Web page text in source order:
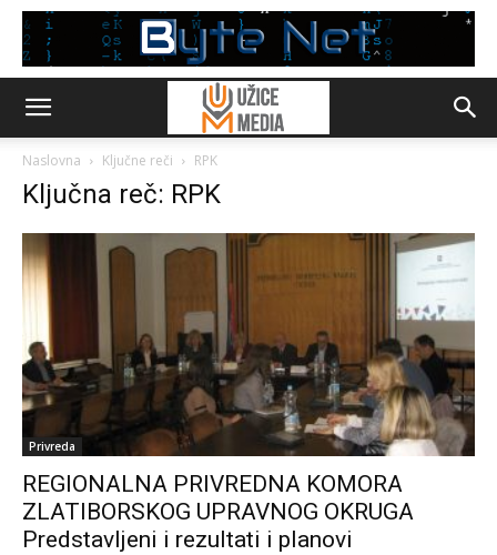
Naslovna Ključne reči RPK
Ključna reč: RPK
Privreda
REGIONALNA PRIVREDNA KOMORA
ZLATIBORSKOG UPRAVNOG OKRUGA
Predstavljeni i rezultati i planovi